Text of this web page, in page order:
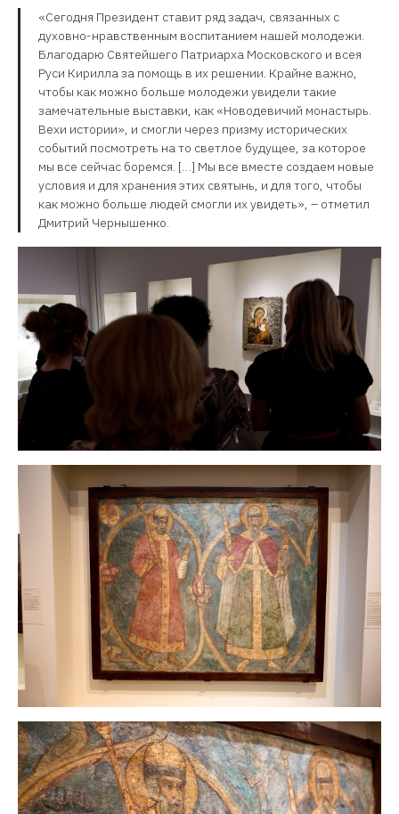
«Сегодня Президент ставит ряд задач, связанных с
духовно-нравственным воспитанием нашей молодежи.
Благодарю Святейшего Патриарха Московского и всея
Руси Кирилла за помощь в их решении. Крайне важно,
чтобы как можно больше молодежи увидели такие
замечательные выставки, как «Новодевичий монастырь.
Вехи истории», и смогли через призму исторических
событий посмотреть на то светлое будущее, за которое
мы все сейчас боремся. […] Мы все вместе создаем новые
условия и для хранения этих святынь, и для того, чтобы
как можно больше людей смогли их увидеть», – отметил
Дмитрий Чернышенко.